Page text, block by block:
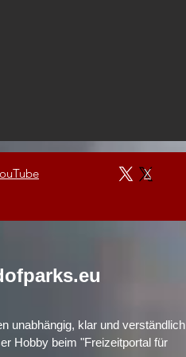
X
unabhängig, klar und verständlich
Hobby beim "Freizeitportal für